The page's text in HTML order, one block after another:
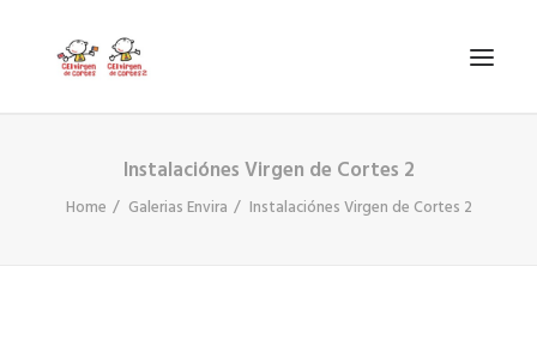
VIRGEN DE CORTES
Instalaciónes Virgen de Cortes 2
Home Galerias Envira Instalaciónes Virgen de Cortes 2